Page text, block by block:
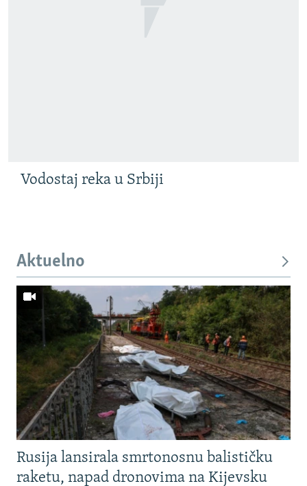
Vodostaj reka u Srbiji
Aktuelno
Rusija lansirala smrtonosnu balističku
raketu, napad dronovima na Kijevsku